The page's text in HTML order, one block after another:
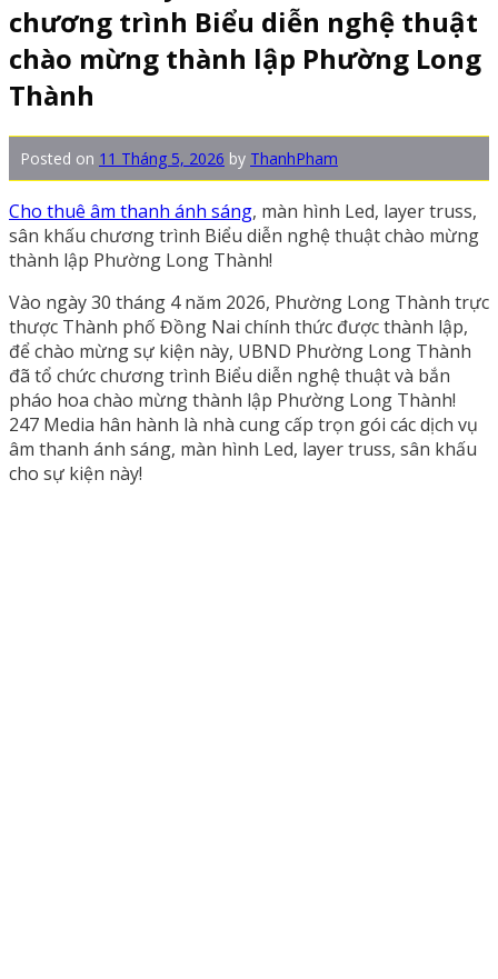
chương trình Biểu diễn nghệ thuật
chào mừng thành lập Phường Long
Thành
Posted on 11 Tháng 5, 2026 by ThanhPham
Cho thuê âm thanh ánh sáng, màn hình Led, layer truss,
sân khấu chương trình Biểu diễn nghệ thuật chào mừng
thành lập Phường Long Thành!
Vào ngày 30 tháng 4 năm 2026, Phường Long Thành trực
thược Thành phố Đồng Nai chính thức được thành lập,
để chào mừng sự kiện này, UBND Phường Long Thành
đã tổ chức chương trình Biểu diễn nghệ thuật và bắn
pháo hoa chào mừng thành lập Phường Long Thành!
247 Media hân hành là nhà cung cấp trọn gói các dịch vụ
âm thanh ánh sáng, màn hình Led, layer truss, sân khấu
cho sự kiện này!